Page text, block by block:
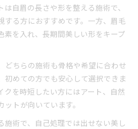
自眉の長さや形を整える施術で、
する方におすすめです。一方、眉毛
素を入れ、長期間美しい形をキープ
どちらの施術も骨格や希望に合わせ
初めての方でも安心して選択できま
クを時短したい方にはアート、自然
トが向いています。
施術で、自己処理では出せない美し